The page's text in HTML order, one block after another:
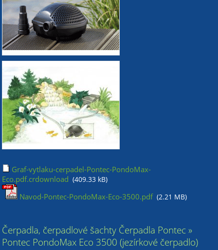
Graf-vytlaku-cerpadel-Pontec-PondoMax-
Eco.pdf.crdownload (409.33 kB)
Navod-Pontec-PondoMax-Eco-3500.pdf (2.21 MB)
Čerpadla, čerpadlové šachty Čerpadla Pontec »
Pontec PondoMax Eco 3500 (jezírkové čerpadlo)